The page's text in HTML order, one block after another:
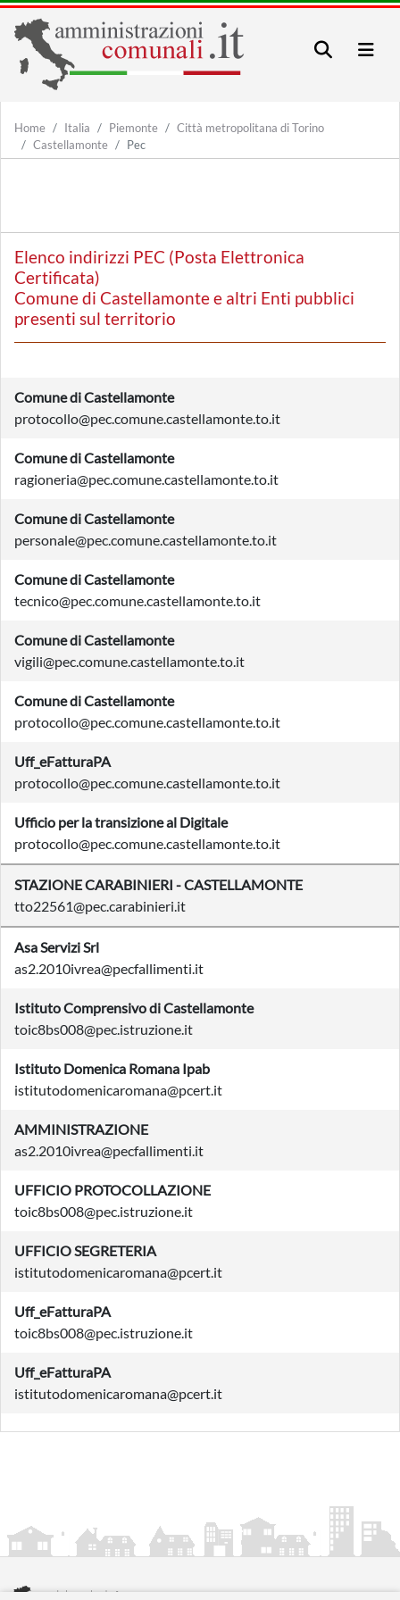
Home Italia Piemonte
Città metropolitana di Torino
Castellamonte
Pec
Elenco indirizzi PEC (Posta Elettronica
Certificata)
Comune di Castellamonte e altri Enti pubblici
presenti sul territorio
Comune di Castellamonte
protocollo@pec.comune.castellamonte.to.it
Comune di Castellamonte
ragioneria@pec.comune.castellamonte.to.it
Comune di Castellamonte
personale@pec.comune.castellamonte.to.it
Comune di Castellamonte
tecnico@pec.comune.castellamonte.to.it
Comune di Castellamonte
vigili@pec.comune.castellamonte.to.it
Comune di Castellamonte
protocollo@pec.comune.castellamonte.to.it
Uff_eFatturaPA
protocollo@pec.comune.castellamonte.to.it
Ufficio per la transizione al Digitale
protocollo@pec.comune.castellamonte.to.it
STAZIONE CARABINIERI - CASTELLAMONTE
tto22561@pec.carabinieri.it
Asa Servizi Srl
as2.2010ivrea@pecfallimenti.it
Istituto Comprensivo di Castellamonte
toic8bs008@pec.istruzione.it
Istituto Domenica Romana Ipab
istitutodomenicaromana@pcert.it
AMMINISTRAZIONE
as2.2010ivrea@pecfallimenti.it
UFFICIO PROTOCOLLAZIONE
toic8bs008@pec.istruzione.it
UFFICIO SEGRETERIA
istitutodomenicaromana@pcert.it
Uff_eFatturaPA
toic8bs008@pec.istruzione.it
Uff_eFatturaPA
istitutodomenicaromana@pcert.it